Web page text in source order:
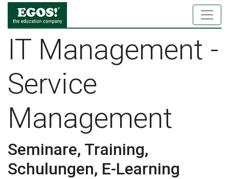
IT Management -
Service
Management
Seminare, Training,
Schulungen, E-Learning